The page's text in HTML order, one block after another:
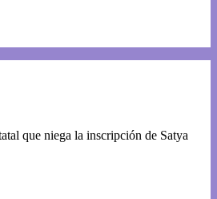
que niega la inscripción de Satya